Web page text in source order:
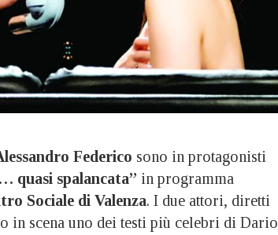
Federico sono in protagonisti
quasi spalancata” in programma
Sociale di Valenza. I due attori, diretti
in scena uno dei testi più celebri di Dario